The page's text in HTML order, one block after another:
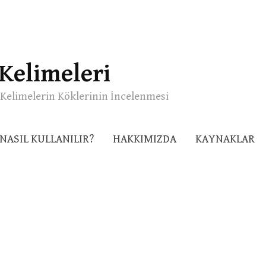
Kelimelerin Köklerinin İncelenmesi
NASIL KULLANILIR? HAKKIMIZDA KAYNAKLAR